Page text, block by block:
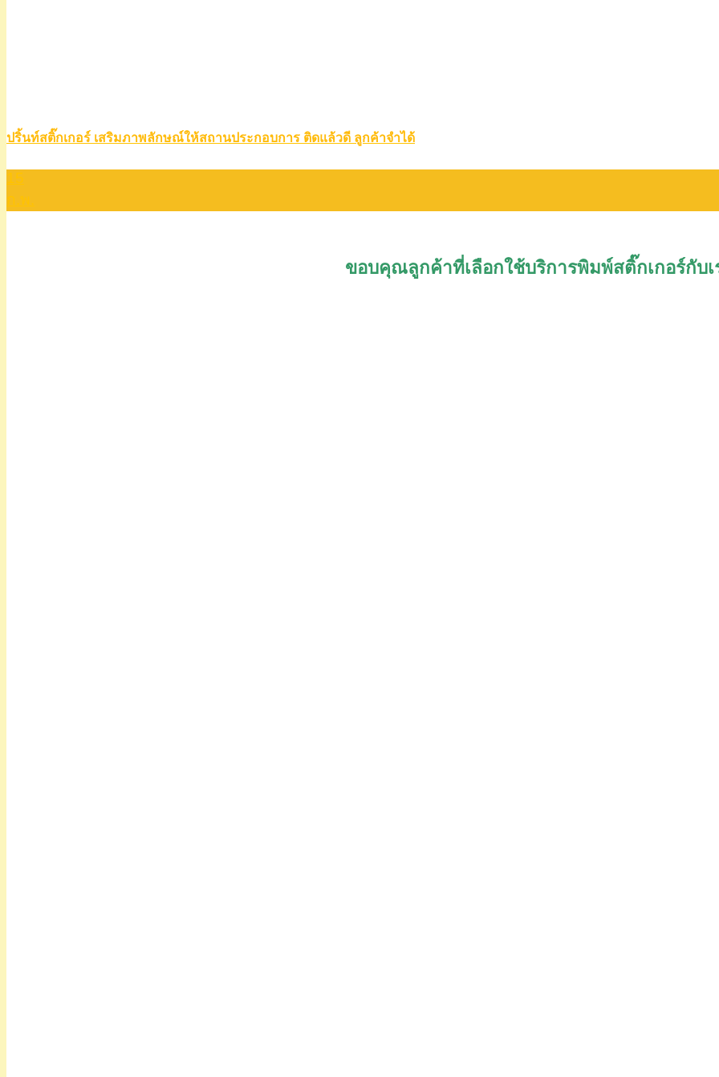
ปริ้นท์สติ๊กเกอร์ เสริมภาพลักษณ์ให้สถานประกอบการ ติดแล้วดี ลูกค้าจำได้
15
ก.พ.
ขอบคุณลูกค้าที่เลือกใช้บริการพิมพ์สติ๊กเกอร์กับเ